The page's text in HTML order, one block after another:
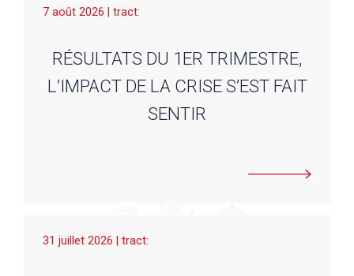
7 août 2026 | tract:
RÉSULTATS DU 1ER TRIMESTRE,
L’IMPACT DE LA CRISE S’EST FAIT
SENTIR
31 juillet 2026 | tract: